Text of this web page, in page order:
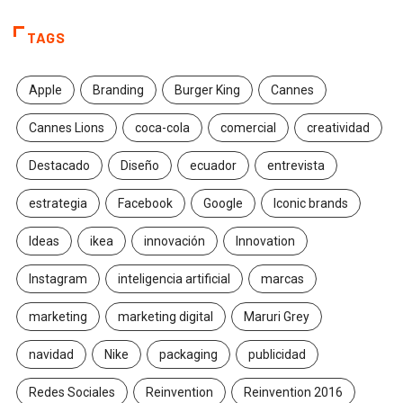
TAGS
Apple Branding Burger King Cannes
Cannes Lions coca-cola comercial creatividad
Destacado Diseño ecuador entrevista
estrategia Facebook Google Iconic brands
Ideas ikea innovación Innovation
Instagram inteligencia artificial marcas
marketing marketing digital Maruri Grey
navidad Nike packaging publicidad
Redes Sociales Reinvention Reinvention 2016